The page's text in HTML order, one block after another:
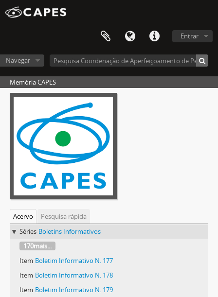
Entrar
Navegar
Memória CAPES
Acervo
Pesquisa rápida
Séries Boletins Informativos
170mais...
Item Boletim Informativo N. 177
Item Boletim Informativo N. 178
Item Boletim Informativo N. 179